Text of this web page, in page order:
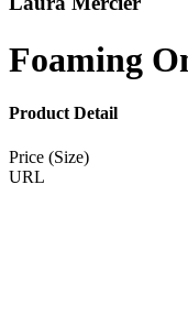
Foaming
Product Detail
Price (Size)
URL